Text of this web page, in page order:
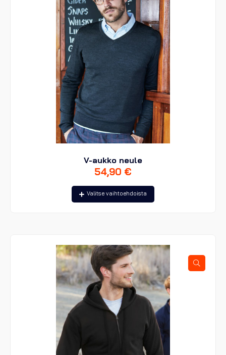
V-aukko neule
54,90 €
Valitse vaihtoehdoista
Tällä
tuotteella
Voit
tehdä
valinnat
tuotteen
sivulla.